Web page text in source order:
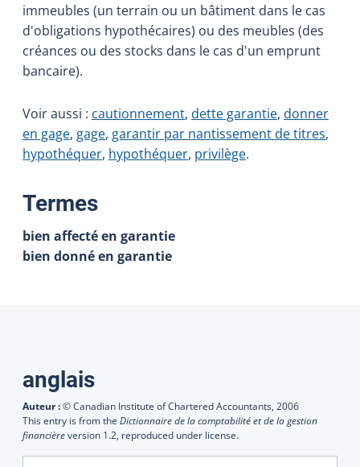
immeubles (un terrain ou un bâtiment dans le cas
d'obligations hypothécaires) ou des meubles (des
créances ou des stocks dans le cas d'un emprunt
bancaire).
Voir aussi : cautionnement, dette garantie, donner
en gage, gage, garantir par nantissement de titres,
hypothéquer, hypothéquer, privilège.
Termes:
bien affecté en garantie
bien donné en garantie
Traductions
anglais
Auteur :© Canadian Institute of Chartered Accountants, 2006
This entry is from the Dictionnaire de la comptabilité et de la gestion
financièreversion 1.2, reproduced under license.